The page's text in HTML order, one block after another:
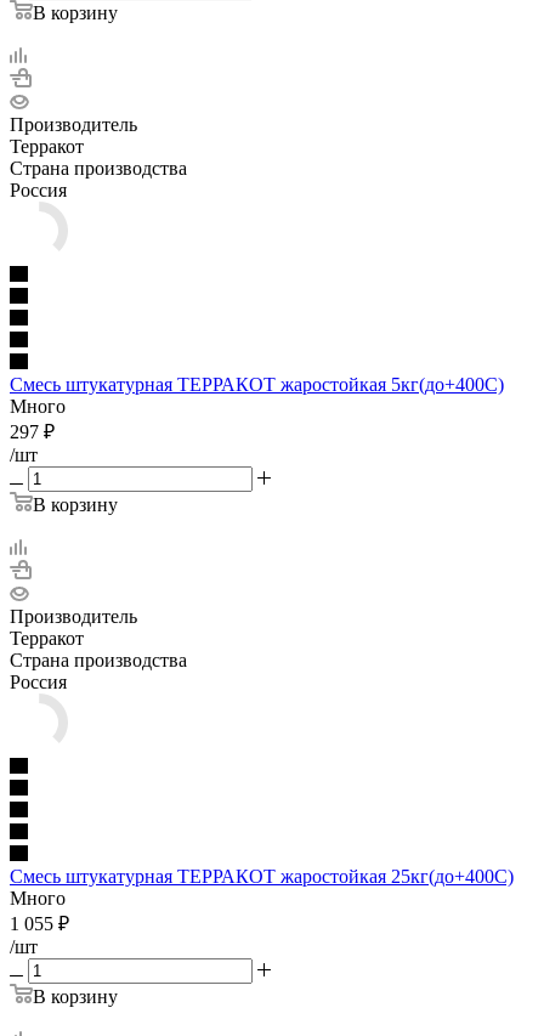
В корзину
Производитель
Терракот
Страна производства
Россия
Смесь штукатурная ТЕРРАКОТ жаростойкая 5кг(до+400С)
Много
297 ₽
/шт
В корзину
Производитель
Терракот
Страна производства
Россия
Смесь штукатурная ТЕРРАКОТ жаростойкая 25кг(до+400С)
Много
1 055 ₽
/шт
В корзину